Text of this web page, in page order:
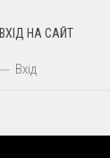
ВХІД НА САЙТ
Вхід